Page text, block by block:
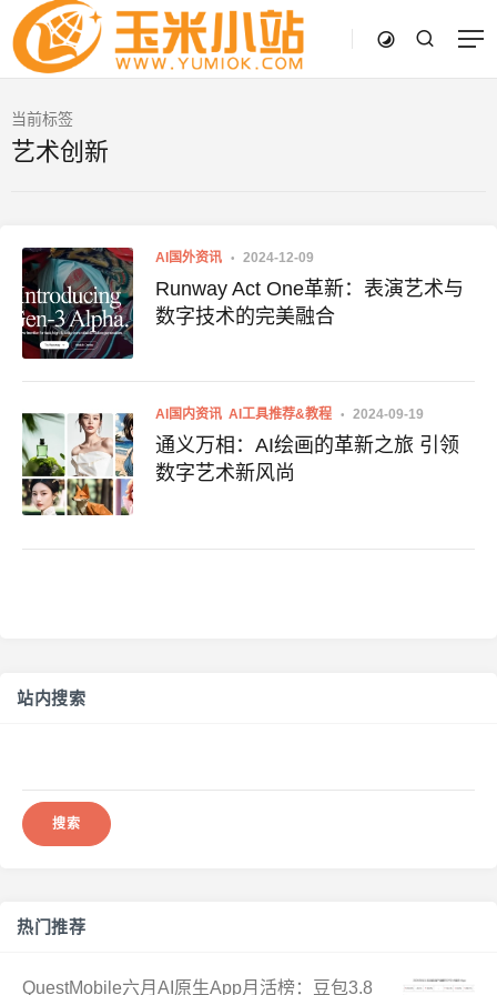
当前标签
艺术创新
AI国外资讯 2024-12-09
Runway Act One革新：表演艺术与
数字技术的完美融合
AI国内资讯 AI工具推荐&教程 2024-09-19
通义万相：AI绘画的革新之旅 引领
数字艺术新风尚
站内搜索
热门推荐
QuestMobile六月AI原生App月活榜：豆包3.8